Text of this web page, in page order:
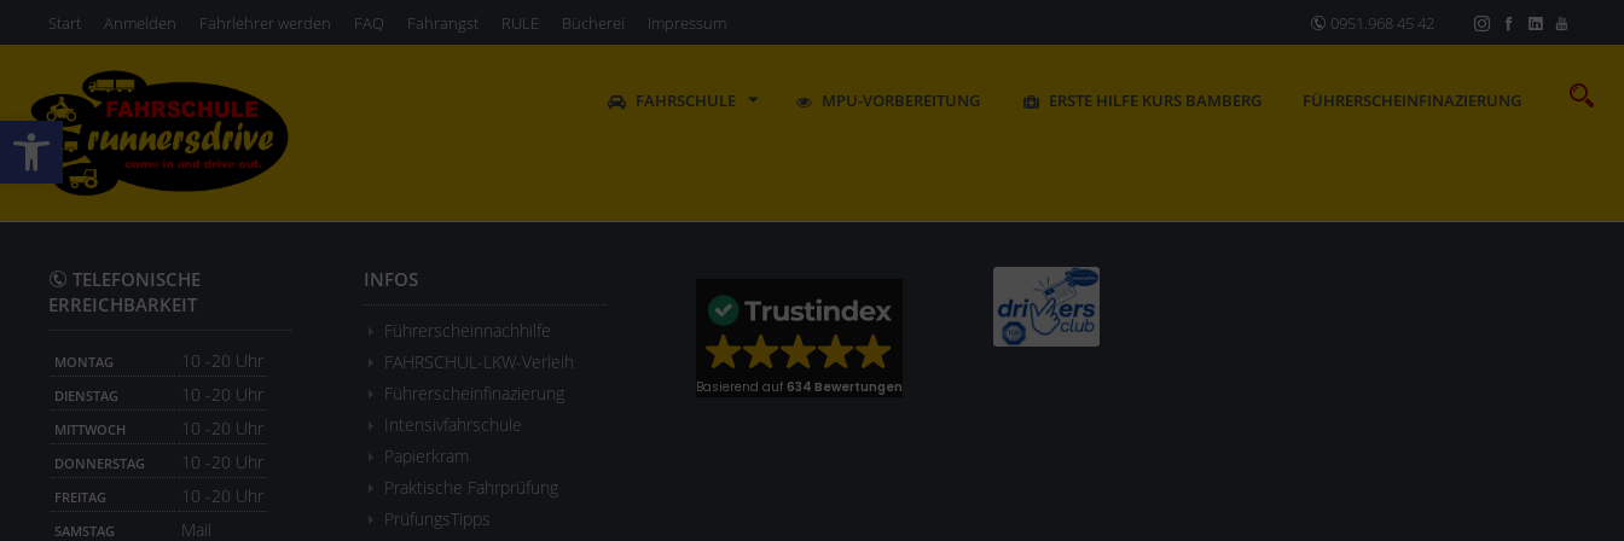
Werkzeugleiste öffnen
Start Anmelden Fahrlehrer werden FAQ Fahrangst RULE Bücherei Impressum 0951.968 45 42
FAHRSCHULE MPU-VORBEREITUNG ERSTE HILFE KURS BAMBERG FÜHRERSCHEINFINAZIERUNG
TELEFONISCHE
ERREICHBARKEIT
MONTAG 10 -20 Uhr
DIENSTAG 10 -20 Uhr
MITTWOCH 10 -20 Uhr
DONNERSTAG 10 -20 Uhr
FREITAG 10 -20 Uhr
SAMSTAG Mail
INFOS
Führerscheinnachhilfe
FAHRSCHUL-LKW-Verleih
Führerscheinfinazierung
Intensivfahrschule
Papierkram
Praktische Fahrprüfung
PrüfungsTipps
Basierend auf 634 Bewertungen